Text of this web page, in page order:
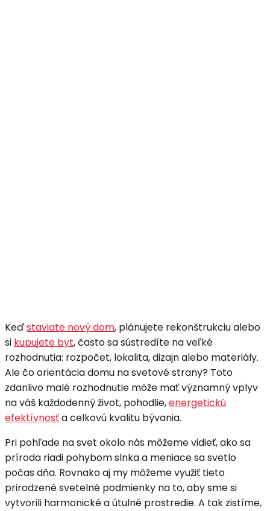
Keďstaviate nový dom, plánujete rekonštrukciu alebo
si kupujete byt, často sa sústredíte na veľké
rozhodnutia: rozpočet, lokalita, dizajn alebo materiály.
Ale čo orientácia domu na svetové strany? Toto
zdanlivo malé rozhodnutie môže mať významný vplyv
na váš každodenný život, pohodlie,energetickú
efektívnosťa celkovú kvalitu bývania.
Pri pohľade na svet okolo nás môžeme vidieť, ako sa
príroda riadi pohybom slnka a meniace sa svetlo
počas dňa. Rovnako aj my môžeme využiť tieto
prirodzené svetelné podmienky na to, aby sme si
vytvorili harmonické a útulné prostredie. A tak zistíme,